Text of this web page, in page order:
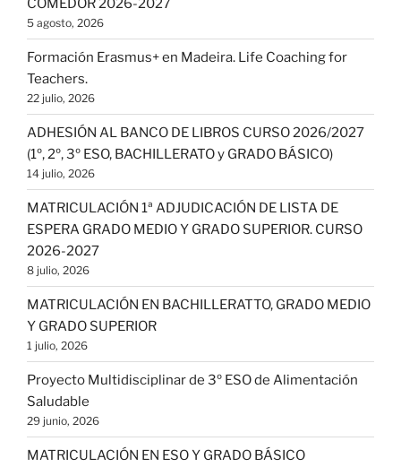
COMEDOR 2026-2027
5 agosto, 2026
Formación Erasmus+ en Madeira. Life Coaching for
Teachers.
22 julio, 2026
ADHESIÓN AL BANCO DE LIBROS CURSO 2026/2027
(1º, 2º, 3º ESO, BACHILLERATO y GRADO BÁSICO)
14 julio, 2026
MATRICULACIÓN 1ª ADJUDICACIÓN DE LISTA DE
ESPERA GRADO MEDIO Y GRADO SUPERIOR. CURSO
2026-2027
8 julio, 2026
MATRICULACIÓN EN BACHILLERATTO, GRADO MEDIO
Y GRADO SUPERIOR
1 julio, 2026
Proyecto Multidisciplinar de 3º ESO de Alimentación
Saludable
29 junio, 2026
MATRICULACIÓN EN ESO Y GRADO BÁSICO